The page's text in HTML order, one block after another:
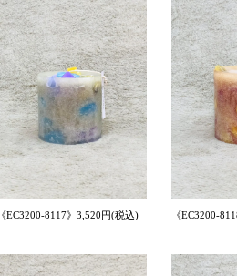
《EC3200-8117》3,520円(税込) 《EC3200-